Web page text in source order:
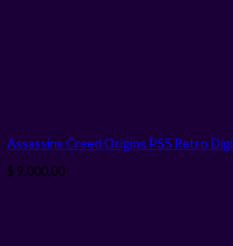
Assassins Creed Origins PS5 Retro
$ 9.000,00